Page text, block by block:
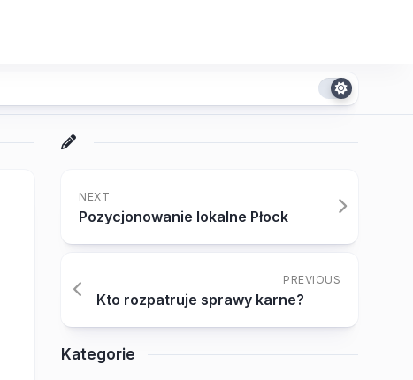
NEXT
Pozycjonowanie lokalne Płock
PREVIOUS
Kto rozpatruje sprawy karne?
Kategorie